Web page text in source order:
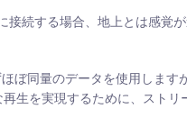
接続する場合、地上とは感
ぼ同量のデータを使用しま
生を実現するために、スト